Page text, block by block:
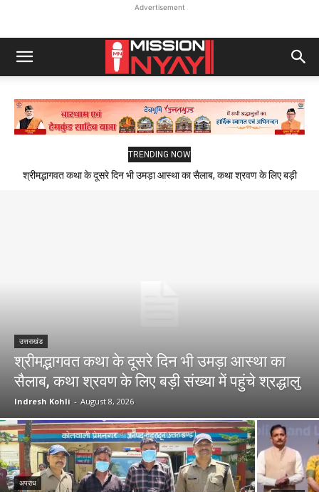
Advertisement
TRENDING NOW
श्रीमद्भागवत कथा के दूसरे दिन भी उमड़ा आस्था का सैलाब, कथा श्रवण के लिए बड़ी
उत्तराखंड
श्रीमद्भागवत कथा के दूसरे दिन भी उमड़ा आस्था का
सैलाब, कथा श्रवण के लिए बड़ी संख्या में पहुंचे श्रद्धालु
Indresh Kohli - August 8, 2026
अपराध